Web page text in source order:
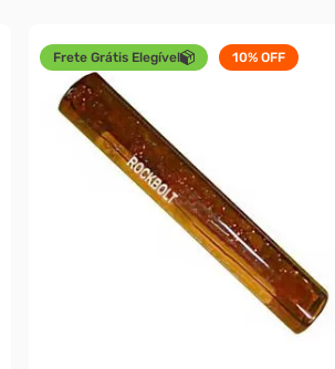
Frete Grátis Elegível 10%OFF